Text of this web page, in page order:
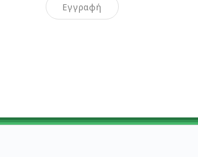
Εγγραφή